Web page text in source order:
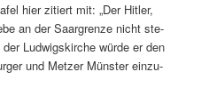
hier zitiert mit: „Der Hitler,
an der Saar­gren­ze nicht ste­
Lud­wigskirche würde er den
und Met­zer Mün­ster einzu­